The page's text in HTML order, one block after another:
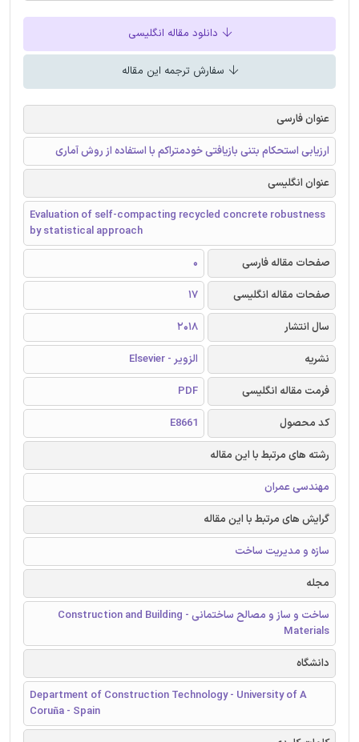
دانلود مقاله انگلیسی
سفارش ترجمه این مقاله
عنوان فارسی
ارزیابی استحکام بتنی بازیافتی خودمتراکم با استفاده از روش آماری
عنوان انگلیسی
Evaluation of self-compacting recycled concrete robustness
by statistical approach
صفحات مقاله فارسی
0
صفحات مقاله انگلیسی
17
سال انتشار
2018
نشریه
الزویر - Elsevier
فرمت مقاله انگلیسی
PDF
کد محصول
E8661
رشته های مرتبط با این مقاله
مهندسی عمران
گرایش های مرتبط با این مقاله
سازه و مدیریت ساخت
مجله
ساخت و ساز و مصالح ساختمانی - Construction and Building
Materials
دانشگاه
Department of Construction Technology - University of A
Coruña - Spain